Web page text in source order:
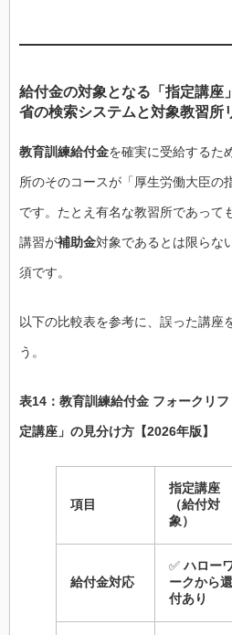
給付金の対象となる「指定講座
省の検索システムと対象教習所
教育訓練給付金を確実に受給するた
所のそのコースが「厚生労働大臣の
です。たとえ有名な教習所であって
講習が補助金対象であるとは限らな
須です。
以下の比較表を参考に、誤った講座
う。
表14：教育訓練給付金 フォークリ
定講座」の見分け方【2026年版】
項目
指定講座
（給付対
象）
給付金対応
✅ハロー
ークから還
付あり